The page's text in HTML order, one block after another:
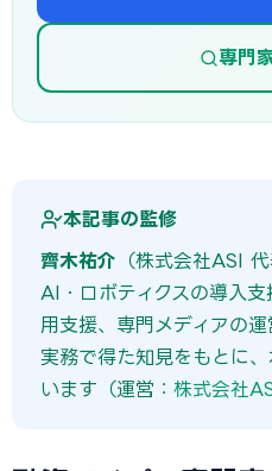
専門
本記事の監修
齊木祐介 （株式会社ASI 代
AI・ロボティクスの導入
用支援、専門メディアの運
実務で得た知見をもとに
います（運営： 株式会社